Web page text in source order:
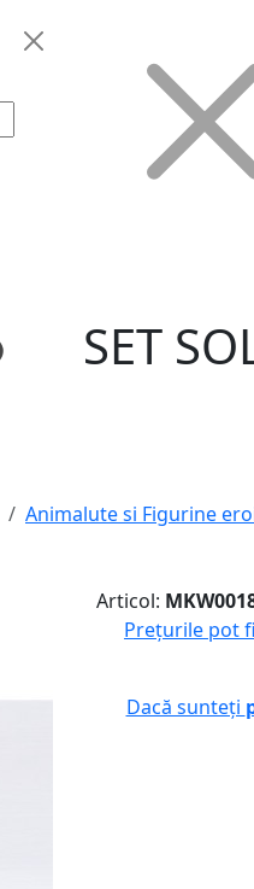
SET
Animalute si Figurine
Articol:
Prețurile pot
Dacă sunteți